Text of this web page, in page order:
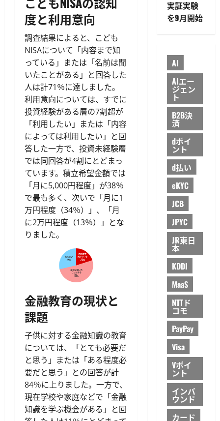
度と利用意向
調査結果によると、こども
NISAについて「内容まで知
っている」または「名前は聞
いたことがある」と回答した
人は計71％に達しました。
利用意向については、すでに
投資経験がある層の7割超が
「利用したい」または「内容
によっては利用したい」と回
答した一方で、投資未経験層
では同回答が4割にとどまっ
ています。積立希望金額では
「月に5,000円程度」が38％
で最も多く、次いで「月に1
万円程度（34％）」、「月
に2万円程度（13％）」とな
りました。
金融教育の現状と
課題
子供に対する金融知識の教育
については、「とても必要だ
と思う」または「ある程度必
要だと思う」との回答が計
84％に上りました。一方で、
現在学校や家庭などで「金融
知識を学ぶ機会がある」と回
実証実験
を9月開始
AI
AIエー
ジェン
ト
B2B決
済
dポイ
ント
d払い
eKYC
JCB
JPYC
JR東日
本
KDDI
MaaS
NTTド
コモ
PayPay
Visa
Vポイ
ント
インバ
ウンド
カード